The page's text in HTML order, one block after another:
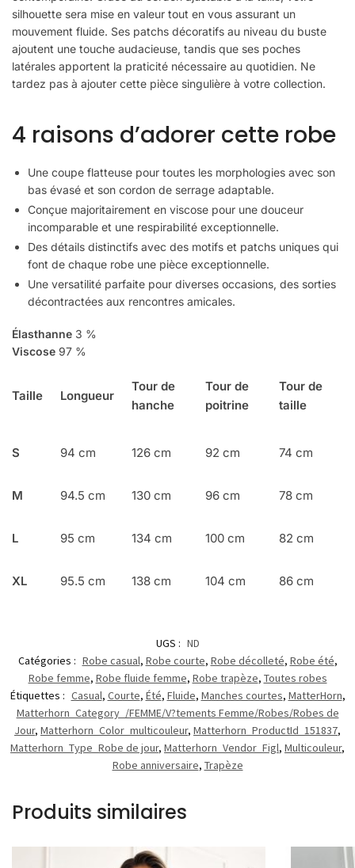
silhouette sera mise en valeur tout en vous assurant un
mouvement fluide. Ses patchs décoratifs au niveau du buste
ajoutent une touche audacieuse, tandis que ses poches
latérales apportent la praticité nécessaire au quotidien. Ne
tardez pas à ajouter cette pièce singulière à votre collection.
4 raisons d’adorer cette robe
Une coupe flatteuse pour toutes les morphologies avec son
bas évasé et son cordon de serrage adaptable.
Conçue majoritairement en viscose pour une douceur
incomparable et une respirabilité exceptionnelle.
Des détails distinctifs avec des motifs et patchs uniques qui
font de chaque robe une pièce exceptionnelle.
Une versatilité parfaite pour diverses occasions, des sorties
décontractées aux rencontres amicales.
Élasthanne 3 %
Viscose 97 %
Taille Longueur
Tour de
hanche
Tour de
poitrine
Tour de
taille
S 94 cm 126 cm 92 cm 74 cm
M 94.5 cm 130 cm 96 cm 78 cm
L 95 cm 134 cm 100 cm 82 cm
XL 95.5 cm 138 cm 104 cm 86 cm
UGS : ND
Catégories : Robe casual, Robe courte, Robe décolleté, Robe été,
Robe femme, Robe fluide femme, Robe trapèze, Toutes robes
Étiquettes : Casual, Courte, Été, Fluide, Manches courtes, MatterHorn,
Matterhorn_Category_/FEMME/V?tements Femme/Robes/Robes de
Jour, Matterhorn_Color_multicouleur, Matterhorn_ProductId_151837,
Matterhorn_Type_Robe de jour, Matterhorn_Vendor_Figl, Multicouleur,
Robe anniversaire, Trapèze
Produits similaires